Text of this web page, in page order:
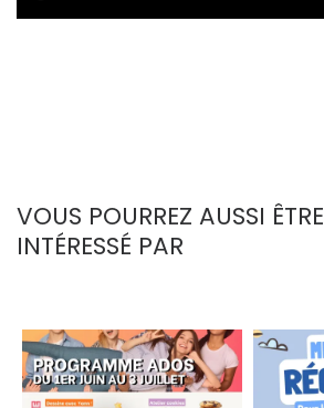
VOUS POURREZ AUSSI ÊTRE
INTÉRESSÉ PAR